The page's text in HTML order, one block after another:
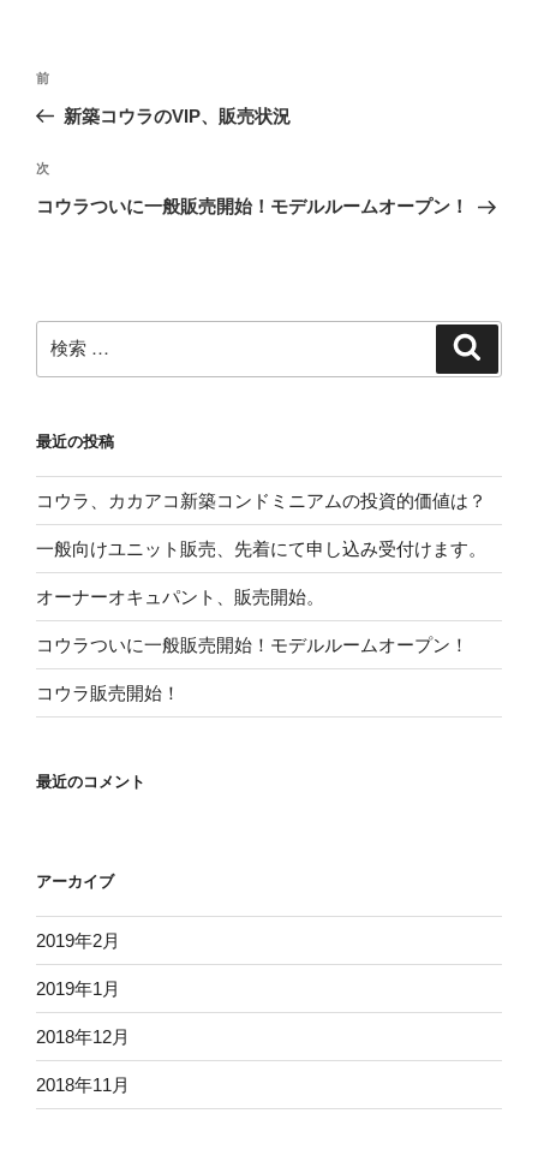
投
ビ
ゲ
ン
過
去
投
稿
前
新築コウラのVIP、販売状況
次
の
次
コウラついに一般販売開始！モデルルームオープン！
検
索:
最近の投稿
コウラ、カカアコ新築コンドミニアムの投資的価値は？
一般向けユニット販売、先着にて申し込み受付けます。
オーナーオキュパント、販売開始。
コウラついに一般販売開始！モデルルームオープン！
コウラ販売開始！
最近のコメント
アーカイブ
2019年2月
2019年1月
2018年12月
2018年11月